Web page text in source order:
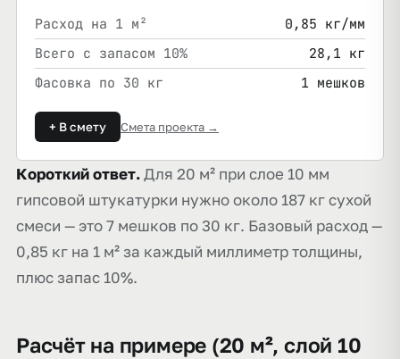
Расход на 1 м²
0,85 кг/мм
Всего с запасом 10%
28,1 кг
Фасовка по 30 кг
1 мешков
+ В смету Смета проекта →
Короткий ответ.Для 20 м² при слое 10 мм
гипсовой штукатурки нужно около 187 кг сухой
смеси — это 7 мешков по 30 кг. Базовый расход —
0,85 кг на 1 м² за каждый миллиметр толщины,
плюс запас 10%.
Расчёт на примере (20 м², слой 10